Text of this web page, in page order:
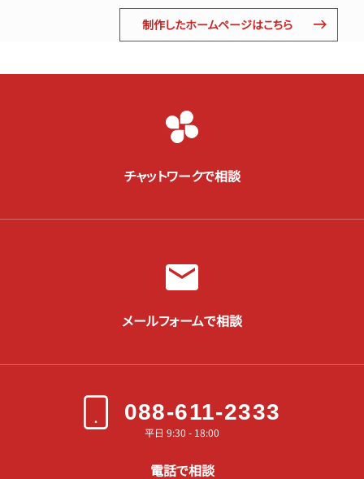
制作したホームページはこちら
チャットワークで相談
メールフォームで相談
088-611-2333
平日 9:30 - 18:00
電話で相談